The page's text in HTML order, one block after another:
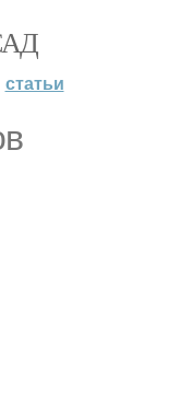
статьи